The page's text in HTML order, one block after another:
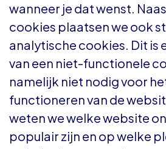
wanneer je dat wenst.
cookies plaatsen we ook
analytische cookies. Dit is
van een niet-functionele
namelijk niet nodig voor
functioneren van de
weten we welke website
populair zijn en op welke